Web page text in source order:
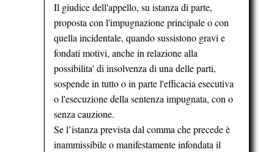
Il giudice dell'appello, su istanza di parte,
proposta con l'impugnazione principale o con
quella incidentale, quando sussistono gravi e
fondati motivi, anche in relazione alla
possibilita' di insolvenza di una delle parti,
sospende in tutto o in parte l'efficacia esecutiva
o l'esecuzione della sentenza impugnata, con o
senza cauzione.
Se l’istanza prevista dal comma che precede è
inammissibile o manifestamente infondata il